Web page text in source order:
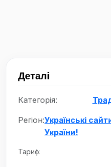
Деталі
Категорія:
Регіон:Українські
України!
Тариф: